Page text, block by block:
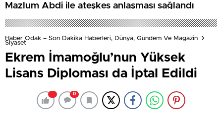
Mazlum Abdi ile ateşkes anlaşması sağlandı
Haber Odak – Son Dakika Haberleri, Dünya, Gündem Ve Magazin
Siyaset
Ekrem İmamoğlu’nun Yüksek
Lisans Diploması da İptal Edildi
0